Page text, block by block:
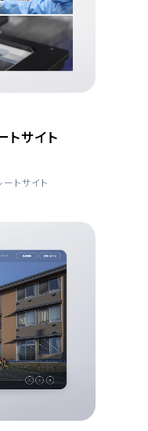
トサイト
トサイト